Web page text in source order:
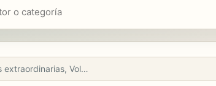
Narraciones extraordinarias, Volumen 2